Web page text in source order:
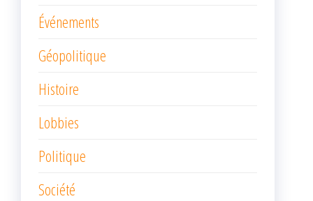
Événements
Géopolitique
Histoire
Lobbies
Politique
Société